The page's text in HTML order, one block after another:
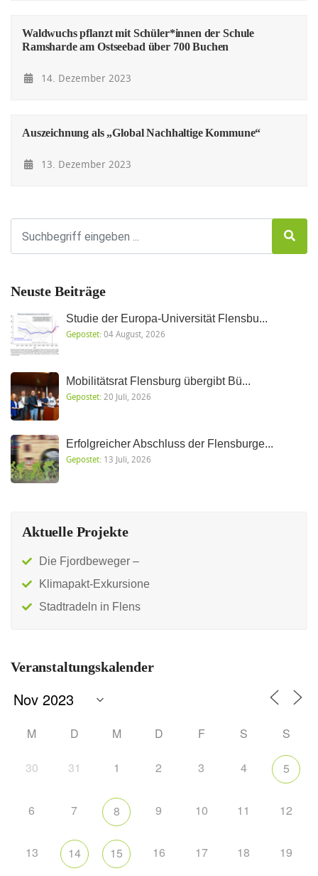
Waldwuchs pflanzt mit Schüler*innen der Schule
Ramsharde am Ostseebad über 700 Buchen
14. Dezember 2023
Auszeichnung als „Global Nachhaltige Kommune“
13. Dezember 2023
Neuste Beiträge
Studie der Europa-Universität Flensbu...
Gepostet:04 August, 2026
Mobilitätsrat Flensburg übergibt Bü...
Gepostet: 20 Juli, 2026
Erfolgreicher Abschluss der Flensburge...
Gepostet: 13 Juli, 2026
Aktuelle Projekte
Die Fjordbeweger –
Klimapakt-Exkursione
Stadtradeln in Flens
Veranstaltungskalender
M D M D F S S
30 31 1 2 3 4 5
6 7 8 9 10 11 12
13 14 15 16 17 18 19